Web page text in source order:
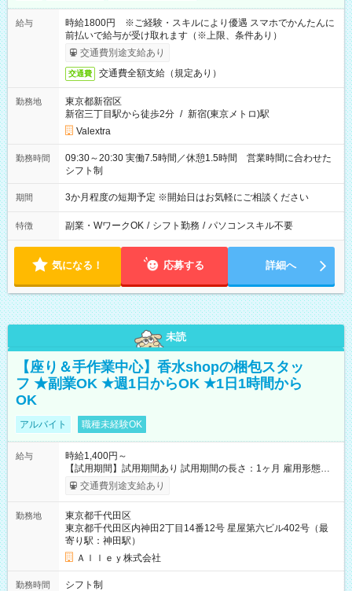
給与
時給1800円 ※ご経験・スキルにより優遇 スマホでかんたんに
前払いで給与が受け取れます（※上限、条件あり）
交通費別途支給あり
交通費 交通費全額支給（規定あり）
勤務地
東京都新宿区
新宿三丁目駅から徒歩2分 / 新宿(東京メトロ)駅
Valextra
勤務時間
09:30～20:30 実働7.5時間／休憩1.5時間 営業時間に合わせた
シフト制
期間 3か月程度の短期予定 ※開始日はお気軽にご相談ください
特徴 副業・WワークOK / シフト勤務 / パソコンスキル不要
気になる！ 応募する 詳細へ
未読
【座り＆手作業中心】香水shopの梱包スタッ
フ ★副業OK ★週1日からOK ★1日1時間から
OK
アルバイト 職種未経験OK
給与
時給1,400円～
【試用期間】試用期間あり 試用期間の長さ：1ヶ月 雇用形態、
給与は本採用時と同じです。
交通費別途支給あり
勤務地
東京都千代田区
東京都千代田区内神田2丁目14番12号 星屋第六ビル402号（最
寄り駅：神田駅）
Ａｌｌｅｙ株式会社
勤務時間
シフト制